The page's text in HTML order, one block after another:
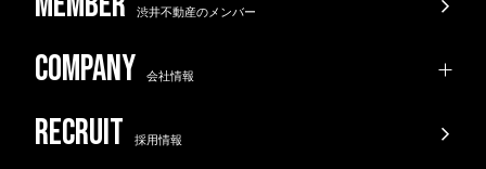
渋井不動産のメンバー
会社情報
採用情報